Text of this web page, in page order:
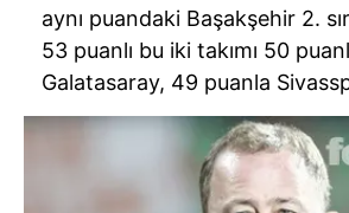
aynı puandaki Başakşehir 2.
53 puanlı bu iki takımı 50
Galatasaray, 49 puanla